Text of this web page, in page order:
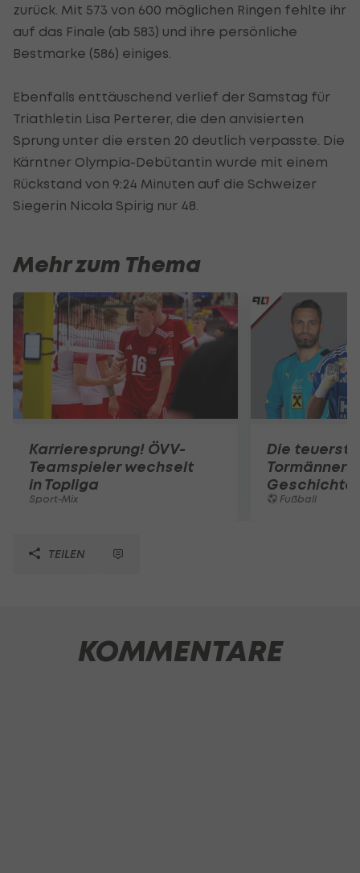
zurück. Mit 573 von 600 möglichen Ringen fehlte ihr
auf das Finale (ab 583) und ihre persönliche
Bestmarke (586) einiges.
Ebenfalls enttäuschend verlief der Samstag für
Triathletin Lisa Perterer, die den anvisierten
Sprung unter die ersten 20 deutlich verpasste. Die
Kärntner Olympia-Debütantin wurde mit einem
Rückstand von 9:24 Minuten auf die Schweizer
Siegerin Nicola Spirig nur 48.
Mehr zum Thema
Karrieresprung! ÖVV-
Teamspieler wechselt
in Topliga
Sport-Mix
Die
Tormänner
Geschichte
Fußball
TEILEN
KOMMENTARE